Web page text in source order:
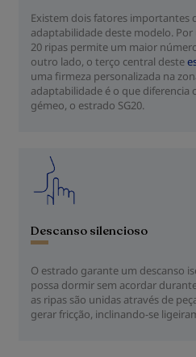
Existem dois fatores importantes
adaptabilidade deste modelo.
20 ripas permite um maior
outro lado, o terço central deste
uma firmeza personalizada na
adaptabilidade é o que diferencia
gémeo, o estrado SG20.
Descanso silencioso
O estrado garante um descanso
possa dormir sem acordar
as ripas são unidas através de
gerar fricção, inclinando-se